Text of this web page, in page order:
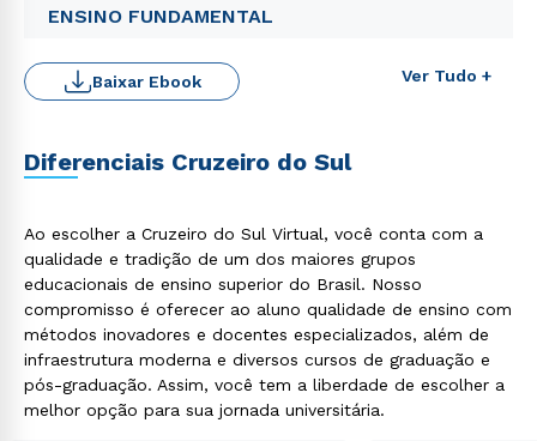
ENSINO FUNDAMENTAL
Ver Tudo +
Baixar Ebook
Diferenciais Cruzeiro do Sul
Ao escolher a Cruzeiro do Sul Virtual, você conta com a
qualidade e tradição de um dos maiores grupos
educacionais de ensino superior do Brasil. Nosso
compromisso é oferecer ao aluno qualidade de ensino com
métodos inovadores e docentes especializados, além de
infraestrutura moderna e diversos cursos de graduação e
pós-graduação. Assim, você tem a liberdade de escolher a
melhor opção para sua jornada universitária.
Rápido e fácil
WhatsApp
ou